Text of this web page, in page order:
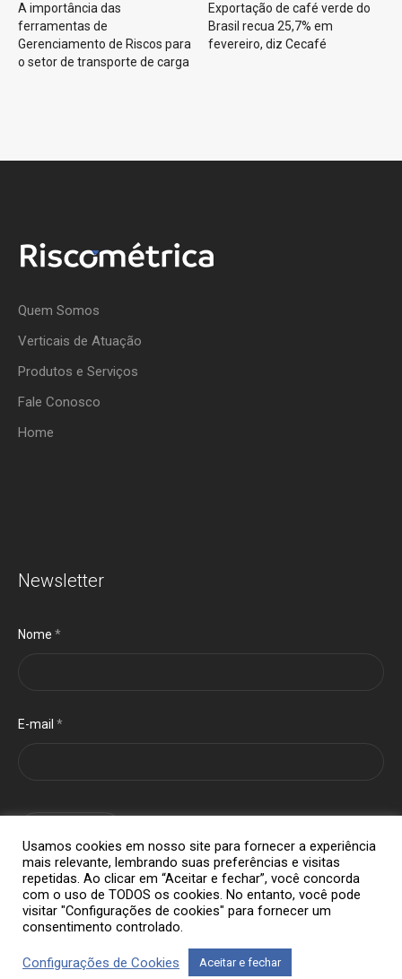
A importância das
ferramentas de
Gerenciamento de Riscos para
o setor de transporte de carga
Exportação de café verde do
Brasil recua 25,7% em
fevereiro, diz Cecafé
Quem Somos
Verticais de Atuação
Produtos e Serviços
Fale Conosco
Home
Newsletter
Nome*
E-mail*
Usamos cookies em nosso site para fornecer a experiência
mais relevante, lembrando suas preferências e visitas
repetidas. Ao clicar em “Aceitar e fechar”, você concorda
com o uso de TODOS os cookies. No entanto, você pode
visitar "Configurações de cookies" para fornecer um
consentimento controlado.
Configurações de Cookies Aceitar e fechar